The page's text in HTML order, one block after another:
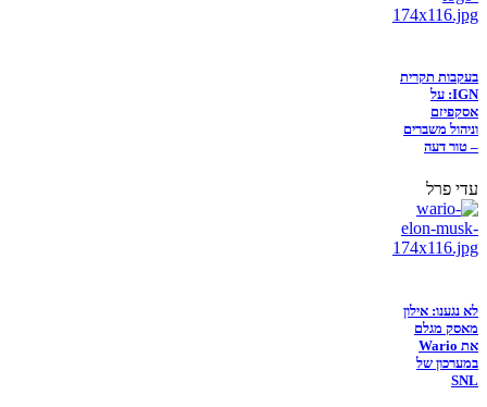
בעקבות תקרית
IGN: על
אסקפיזם
וניהול משברים
– טור דעה
עדי פרל
לא נגענו: אילון
מאסק מגלם
את Wario
במערכון של
SNL